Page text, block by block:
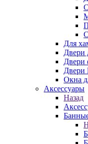
Для
Двери
Двери
Двери
Окна
Аксессуары
Назад